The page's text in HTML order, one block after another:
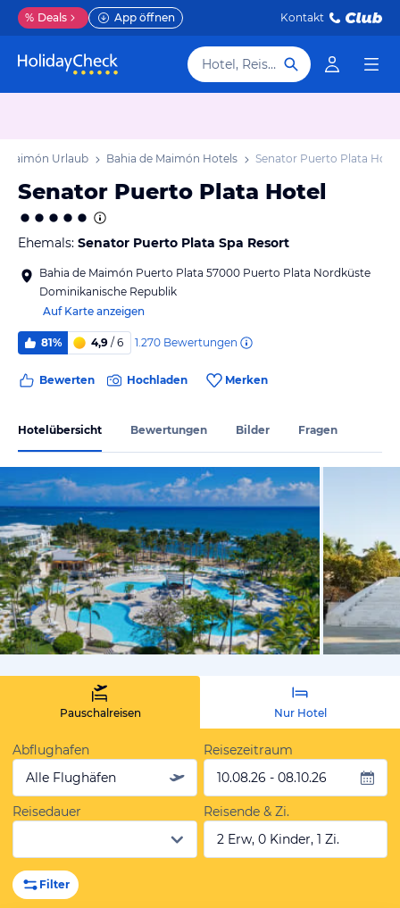
% Deals App öffnen Kontakt
Hotel, Reiseziel
Maimón Urlaub Bahia de Maimón Hotels Senator Puerto Plata Hotel
Senator Puerto Plata Hotel
Ehemals: Senator Puerto Plata Spa Resort
Bahia de Maimón Puerto Plata 57000 Puerto Plata Nordküste
Dominikanische Republik
Auf Karte anzeigen
81% 4,9 / 6 1.270 Bewertungen
Bewerten Hochladen Merken
Hotelübersicht Bewertungen Bilder Fragen
vom
Pauschalreisen Nur Hotel
Abflughafen
Alle Flughäfen
Reisezeitraum
10.08.26 - 08.10.26
Reisedauer
Reisende & Zi.
2 Erw, 0 Kinder, 1 Zi.
Filter